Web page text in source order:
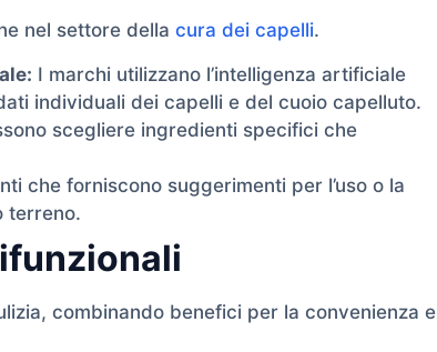
nel settore della cura dei capelli.
I marchi utilizzano l’intelligenza artificiale
individuali dei capelli e del cuoio capelluto.
scegliere ingredienti specifici che
che forniscono suggerimenti per l’uso o la
terreno.
combinando benefici per la convenienza e